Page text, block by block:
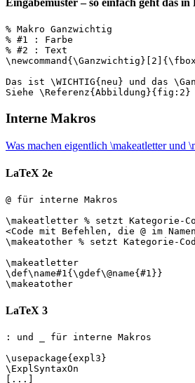
Eingabemuster – so einfach geht das
% Makro Ganzwichtig
% #1 : Farbe
% #2 : Text
Das ist \WICHTIG{neu} und das
Interne Makros
Was machen eigentlich \makeatletter und
LaTeX 2e
@ für interne Makros
\makeatletter % setzt Kategorie-
<Code mit Befehlen, die @ im
\makeatother % setzt Kategorie-
\makeatletter
\def\name#1{\gdef\@name{#1}}
LaTeX 3
: und _ für interne Makros
\usepackage{expl3}
\ExplSyntaxOn
[...]